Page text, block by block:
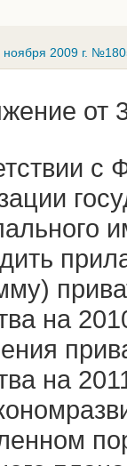
ноября 2009 г.
от
на
на